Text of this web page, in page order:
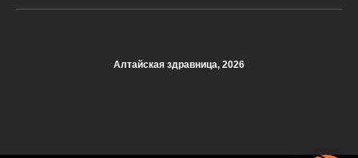
Алтайская здравница, 2026